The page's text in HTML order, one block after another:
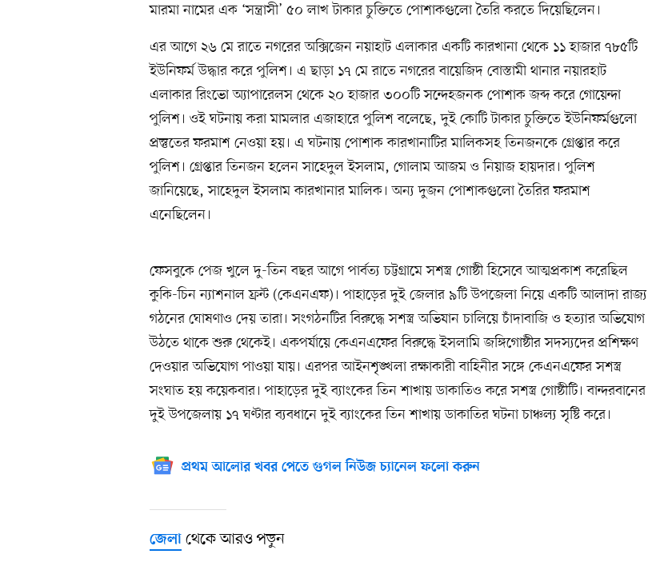
মারমা নামের এক ‘সন্ত্রাসী’ ৫০ লাখ টাকার চুক্তিতে পোশাকগুলো তৈরি করতে দিয়েছিলেন।
এর আগে ২৬ মে রাতে নগরের অক্সিজেন নয়াহাট এলাকার একটি কারখানা থেকে ১১ হাজার ৭৮৫টি
ইউনিফর্ম উদ্ধার করে পুলিশ। এ ছাড়া ১৭ মে রাতে নগরের বায়েজিদ বোস্তামী থানার নয়ারহাট
এলাকার রিংভো অ্যাপারেলস থেকে ২০ হাজার ৩০০টি সন্দেহজনক পোশাক জব্দ করে গোয়েন্দা
পুলিশ। ওই ঘটনায় করা মামলার এজাহারে পুলিশ বলেছে, দুই কোটি টাকার চুক্তিতে ইউনিফর্মগুলো
প্রস্তুতের ফরমাশ নেওয়া হয়। এ ঘটনায় পোশাক কারখানাটির মালিকসহ তিনজনকে গ্রেপ্তার করে
পুলিশ। গ্রেপ্তার তিনজন হলেন সাহেদুল ইসলাম, গোলাম আজম ও নিয়াজ হায়দার। পুলিশ
জানিয়েছে, সাহেদুল ইসলাম কারখানার মালিক। অন্য দুজন পোশাকগুলো তৈরির ফরমাশ
এনেছিলেন।
ফেসবুকে পেজ খুলে দু-তিন বছর আগে পার্বত্য চট্টগ্রামে সশস্ত্র গোষ্ঠী হিসেবে আত্মপ্রকাশ করেছিল
কুকি-চিন ন্যাশনাল ফ্রন্ট (কেএনএফ)। পাহাড়ের দুই জেলার ৯টি উপজেলা নিয়ে একটি আলাদা রাজ্য
গঠনের ঘোষণাও দেয় তারা। সংগঠনটির বিরুদ্ধে সশস্ত্র অভিযান চালিয়ে চাঁদাবাজি ও হত্যার অভিযোগ
উঠতে থাকে শুরু থেকেই। একপর্যায়ে কেএনএফের বিরুদ্ধে ইসলামি জঙ্গিগোষ্ঠীর সদস্যদের প্রশিক্ষণ
দেওয়ার অভিযোগ পাওয়া যায়। এরপর আইনশৃঙ্খলা রক্ষাকারী বাহিনীর সঙ্গে কেএনএফের সশস্ত্র
সংঘাত হয় কয়েকবার। পাহাড়ের দুই ব্যাংকের তিন শাখায় ডাকাতিও করে সশস্ত্র গোষ্ঠীটি। বান্দরবানের
দুই উপজেলায় ১৭ ঘণ্টার ব্যবধানে দুই ব্যাংকের তিন শাখায় ডাকাতির ঘটনা চাঞ্চল্য সৃষ্টি করে।
প্রথম আলোর খবর পেতে গুগল নিউজ চ্যানেল ফলো করুন
জেলা থেকে আরও পড়ুন